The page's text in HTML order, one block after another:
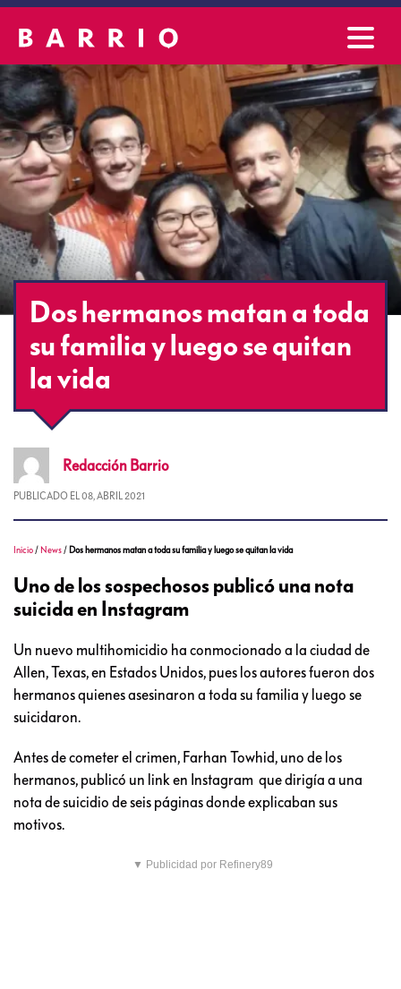
Dos hermanos matan a toda
su familia y luego se quitan
la vida
Redacción Barrio
PUBLICADO EL 08, ABRIL 2021
Inicio / News / Dos hermanos matan a toda su familia y luego se quitan la vida
Uno de los sospechosos publicó una nota
suicida en Instagram
Un nuevo multihomicidio ha conmocionado a la ciudad de
Allen, Texas, en Estados Unidos, pues los autores fueron dos
hermanos quienes asesinaron a toda su familia y luego se
suicidaron.
Antes de cometer el crimen, Farhan Towhid, uno de los
hermanos, publicó un link en Instagram que dirigía a una
nota de suicidio de seis páginas donde explicaban sus
motivos.
▼ Publicidad por Refinery89